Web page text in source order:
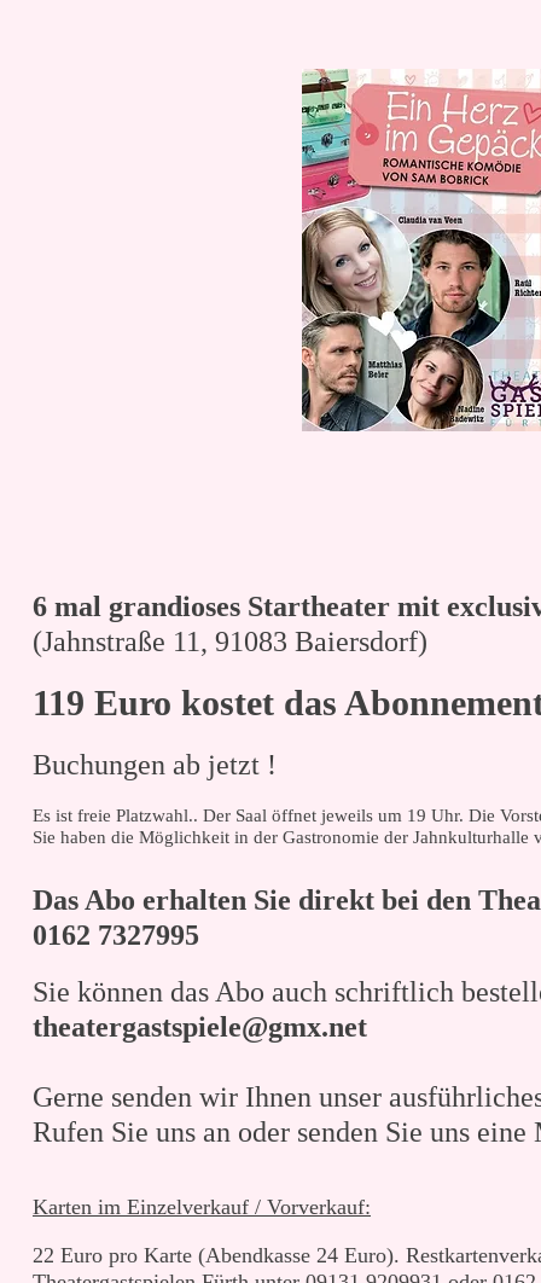
6 mal grandioses Startheater mit
(Jahnstraße 11, 91083 Baiersdorf)
119 Euro kostet das
Buchungen ab jetzt !
Es ist freie Platzwahl.. Der Saal öffnet jeweils um 19 Uhr. Die
Sie haben die Möglichkeit in der Gastronomie der Jahnkulturhalle
Das Abo erhalten Sie direkt bei den
0162 7327995
Sie können das Abo auch schriftlich
theatergastspiele@gmx.net
Gerne senden wir Ihnen unser
Rufen Sie uns an oder senden Sie uns
Karten im Einzelverkauf / Vorverkauf:
22 Euro pro Karte (Abendkasse 24 Euro).